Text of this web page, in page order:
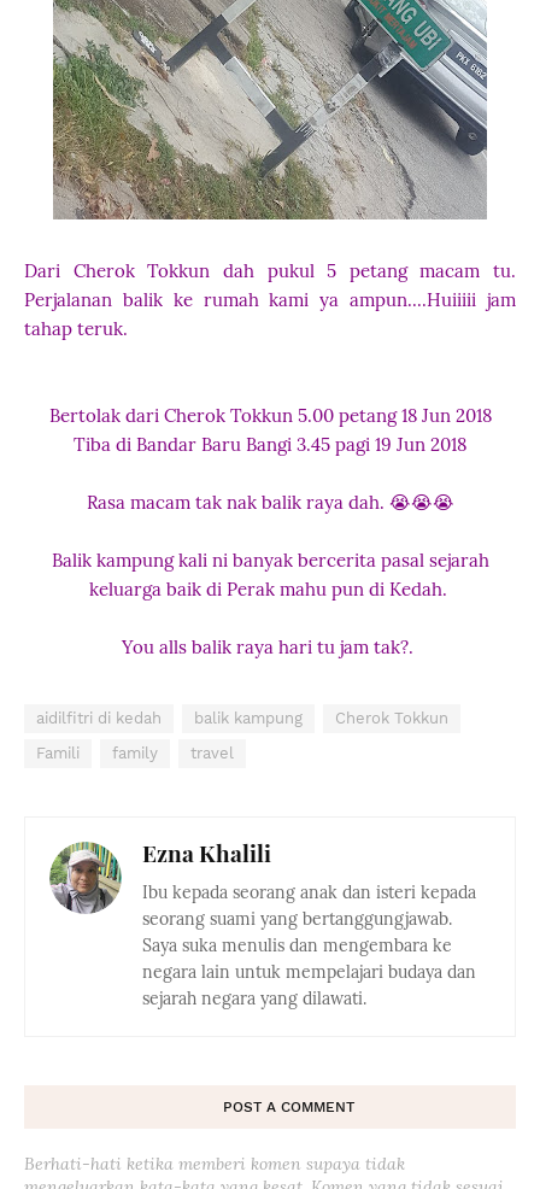
Dari Cherok Tokkun dah pukul 5 petang macam tu.
Perjalanan balik ke rumah kami ya ampun....Huiiiii jam
tahap teruk.
Bertolak dari Cherok Tokkun 5.00 petang 18 Jun 2018
Tiba di Bandar Baru Bangi 3.45 pagi 19 Jun 2018
Rasa macam tak nak balik raya dah. 😭😭😭
Balik kampung kali ni banyak bercerita pasal sejarah
keluarga baik di Perak mahu pun di Kedah.
You alls balik raya hari tu jam tak?.
aidilfitri di kedah balik kampung
Cherok Tokkun
Famili
family travel
Ezna Khalili
Ibu kepada seorang anak dan isteri kepada
seorang suami yang bertanggungjawab.
Saya suka menulis dan mengembara ke
negara lain untuk mempelajari budaya dan
sejarah negara yang dilawati.
POST A COMMENT
Berhati-hati ketika memberi komen supaya tidak